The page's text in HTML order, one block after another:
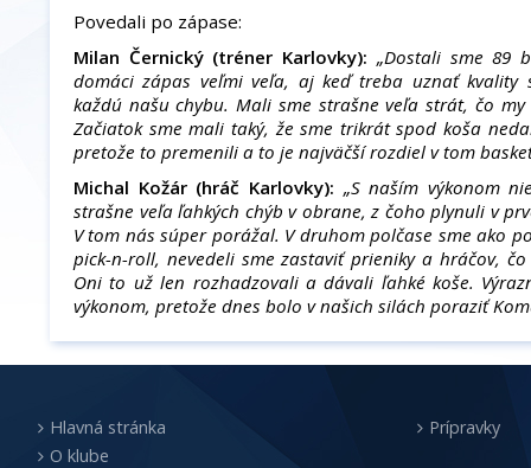
Povedali po zápase:
Milan Černický (tréner Karlovky): „Dostali sme 89
domáci zápas veľmi veľa, aj keď treba uznať kvality
každú našu chybu. Mali sme strašne veľa strát, čo
Začiatok sme mali taký, že sme trikrát spod koša
pretože to premenili a to je najväčší rozdiel v tom
Michal Kožár (hráč Karlovky): „S naším výkonom
strašne veľa ľahkých chýb v obrane, z čoho plynuli v
V tom nás súper porážal. V druhom polčase sme ako
pick-n-roll, nevedeli sme zastaviť prieniky a hráčov,
Oni to už len rozhadzovali a dávali ľahké koše.
výkonom, pretože dnes bolo v našich silách poraziť
Hlavná stránka
O klube
Prípravky